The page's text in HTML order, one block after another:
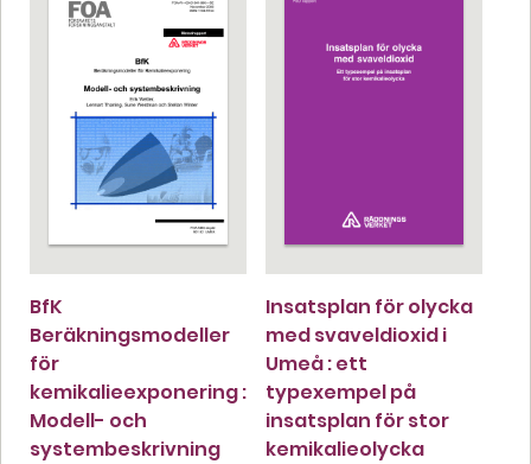
BfK
Beräkningsmodeller
för
kemikalieexponering :
Modell- och
systembeskrivning
Insatsplan för olycka
med svaveldioxid i
Umeå : ett
typexempel på
insatsplan för stor
kemikalieolycka